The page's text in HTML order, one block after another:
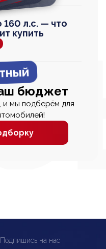
160 л.с. — что
купить
бюджет
и мы подберём для
Подпишись на нас